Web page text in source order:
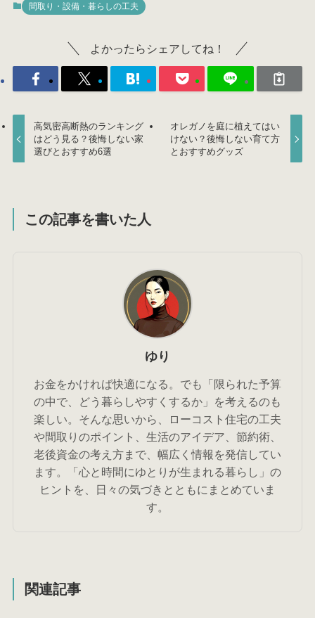
間取り・設備・暮らしの工夫
よかったらシェアしてね！
高気密高断熱のランキング
はどう見る？後悔しない家
選びとおすすめ6選
オレガノを庭に植えてはい
けない？後悔しない育て方
とおすすめグッズ
この記事を書いた人
ゆり
お金をかければ快適になる。でも「限られた予算
の中で、どう暮らしやすくするか」を考えるのも
楽しい。そんな思いから、ローコスト住宅の工夫
や間取りのポイント、生活のアイデア、節約術、
老後資金の考え方まで、幅広く情報を発信してい
ます。「心と時間にゆとりが生まれる暮らし」の
ヒントを、日々の気づきとともにまとめていま
す。
関連記事